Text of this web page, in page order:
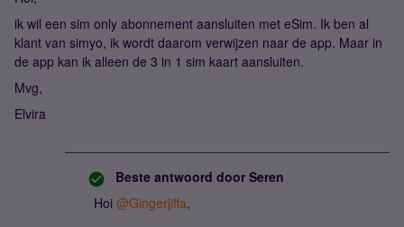
ik wil een sim only abonnement aansluiten met eSim. Ik ben al
klant van simyo, ik wordt daarom verwijzen naar de app. Maar in
de app kan ik alleen de 3 in 1 sim kaart aansluiten.
Mvg,
Elvira
Beste antwoord door Seren
Hoi @Gingerjiffa,